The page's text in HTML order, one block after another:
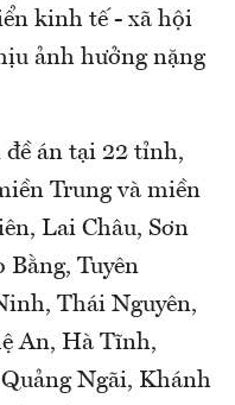
kinh tế - xã hội
ảnh hưởng nặng
án tại 22 tỉnh,
Trung và miền
Lai Châu, Sơn
Bằng, Tuyên
Thái Nguyên,
An, Hà Tĩnh,
Ngãi, Khánh